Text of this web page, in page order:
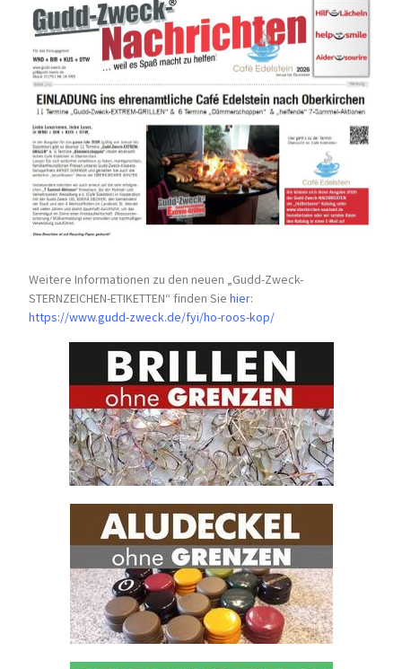
Weitere Informationen zu den neuen „Gudd-Zweck-
STERNZEICHEN-ETIKETTEN“ finden Siehier:
https://www.gudd-zweck.de/fyi/ho-roos-kop/